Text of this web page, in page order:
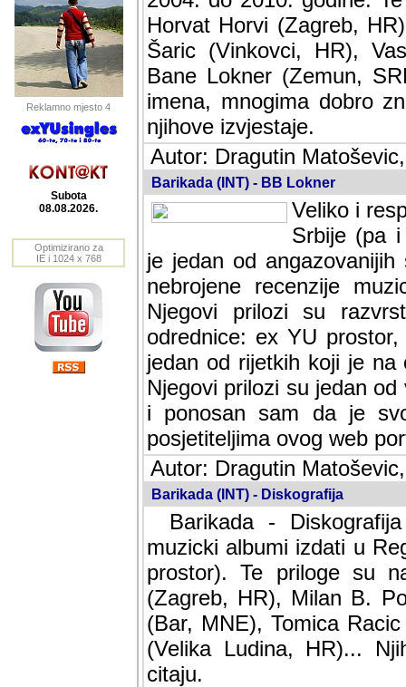
Reklamno mjesto 4
Subota
08.08.2026.
Optimizirano za
IE i 1024 x 768
Horvat Horvi (Zagreb,
Šaric (Vinkovci, HR),
Bane Lokner (Zemun,
imena, mnogima dobro
njihove izvjestaje.
Autor: Dragutin
Barikada (INT) - BB Lokner
Veliko i
Srbije (pa i
jedan od angazovanijih
nebrojene recenzije
Njegovi prilozi su
odrednice: ex YU
jedan od rijetkih koji je
Njegovi prilozi su jedan
i ponosan sam da je
posjetiteljima ovog web
Autor: Dragutin
Barikada (INT) - Diskografija
Barikada -
muzicki albumi izdati u
prostor). Te priloge su
(Zagreb, HR), Milan B.
(Bar, MNE), Tomica
(Velika Ludina, HR)...
citaju.